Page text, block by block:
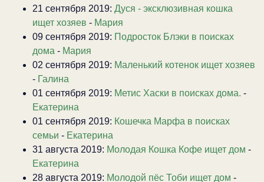
21 сентября 2019: Дуся - эксклюзивная кошка
ищет хозяев - Мария
09 сентября 2019: Подросток Блэки в поисках
дома - Мария
02 сентября 2019: Маленький котенок ищет хозяев
- Галина
01 сентября 2019: Метис Хаски в поисках дома. -
Екатерина
01 сентября 2019: Кошечка Марфа в поисках
семьи - Екатерина
31 августа 2019: Молодая Кошка Кофе ищет дом -
Екатерина
28 августа 2019: Молодой пёс Тоби ищет дом -